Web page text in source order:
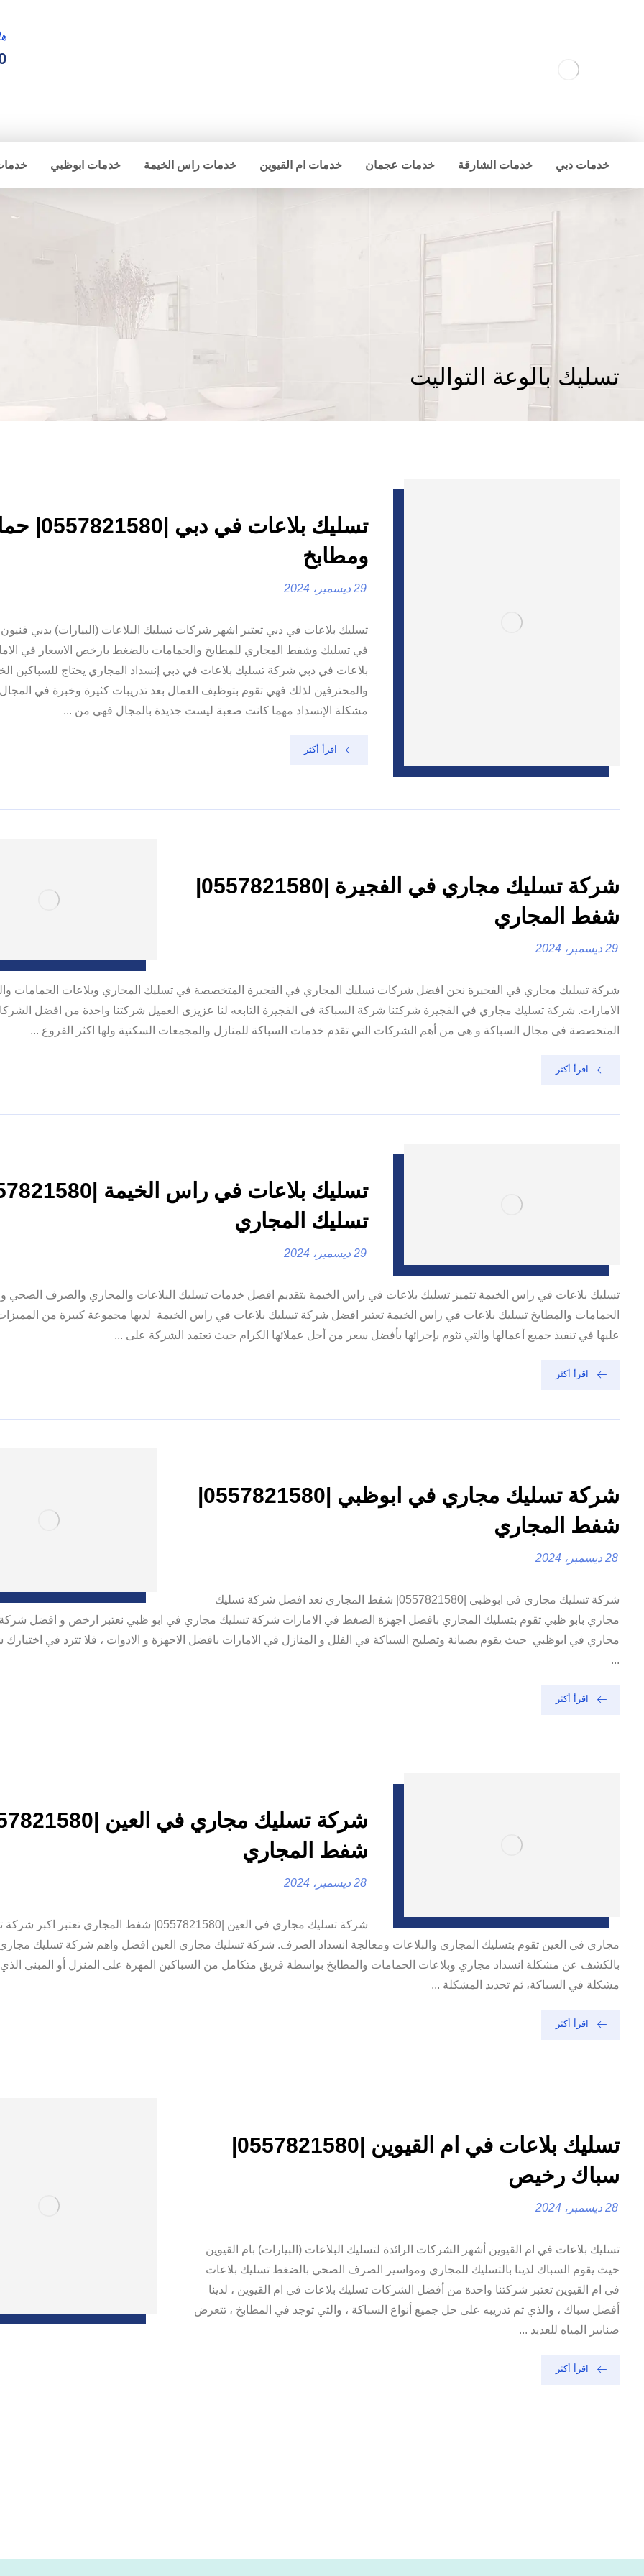
خدمات دبي خدمات الشارقة خدمات عجمان خدمات ام القيوين خدمات راس الخيمة خدمات ابوظبي
تسليك بالوعة التواليت
تسليك بلاعات في
ومطابخ
29 ديسمبر، 2024
تسليك بلاعات في دبي تعتبر اشهر شركات تسليك البلاعات (البيارات) بدبي
في تسليك وشفط المجاري للمطابخ والحمامات بالضغط بارخص الاسعار في
بلاعات في دبي شركة تسليك بلاعات في دبي إنسداد المجاري يحتاج للسباكين
والمحترفين لذلك فهي تقوم بتوظيف العمال بعد تدريبات كثيرة وخبرة في
مشكلة الإنسداد مهما كانت صعبة ليست جديدة بالمجال فهي من ...
اقرأ أكثر
شركة تسليك مجاري في الفجيرة |0557821580|
شفط المجاري
29 ديسمبر، 2024
شركة تسليك مجاري في الفجيرة نحن افضل شركات تسليك المجاري في الفجيرة المتخصصة في تسليك المجاري وبلاعات الحمامات
الامارات. شركة تسليك مجاري في الفجيرة شركتنا شركة السباكة فى الفجيرة التابعه لنا عزيزى العميل شركتنا واحدة من افضل
المتخصصة فى مجال السباكة و هى من أهم الشركات التي تقدم خدمات السباكة للمنازل والمجمعات السكنية ولها اكثر الفروع ...
اقرأ أكثر
تسليك المجاري
29 ديسمبر، 2024
تسليك بلاعات في راس الخيمة تتميز تسليك بلاعات في راس الخيمة بتقديم افضل خدمات تسليك البلاعات والمجاري والصرف الصحي
الحمامات والمطابخ تسليك بلاعات في راس الخيمة تعتبر افضل شركة تسليك بلاعات في راس الخيمة لديها مجموعة كبيرة من المميزات
عليها في تنفيذ جميع أعمالها والتي تثوم بإجرائها بأفضل سعر من أجل عملائها الكرام حيث تعتمد الشركة على ...
اقرأ أكثر
شركة تسليك مجاري في ابوظبي |0557821580|
شفط المجاري
28 ديسمبر، 2024
شركة تسليك مجاري في ابوظبي |0557821580| شفط المجاري نعد افضل شركة تسليك
مجاري بابو ظبي تقوم بتسليك المجاري بافضل اجهزة الضغط في الامارات شركة تسليك مجاري في ابو ظبي نعتبر ارخص و افضل
مجاري في ابوظبي حيث يقوم بصيانة وتصليح السباكة في الفلل و المنازل في الامارات بافضل الاجهزة و الادوات ، فلا تترد في اختيارك
...
اقرأ أكثر
شفط المجاري
28 ديسمبر، 2024
شركة تسليك مجاري في العين |0557821580| شفط المجاري تعتبر
مجاري في العين تقوم بتسليك المجاري والبلاعات ومعالجة انسداد الصرف. شركة تسليك مجاري العين افضل واهم شركة تسليك مجاري
بالكشف عن مشكلة انسداد مجاري وبلاعات الحمامات والمطابخ بواسطة فريق متكامل من السباكين المهرة على المنزل أو المبنى الذي
مشكلة في السباكة، ثم تحديد المشكلة ...
اقرأ أكثر
تسليك بلاعات في ام القيوين |0557821580|
سباك رخيص
28 ديسمبر، 2024
تسليك بلاعات في ام القيوين أشهر الشركات الرائدة لتسليك البلاعات (البيارات) بام القيوين
حيث يقوم السباك لدينا بالتسليك للمجاري ومواسير الصرف الصحي بالضغط تسليك بلاعات
في ام القيوين تعتبر شركتنا واحدة من أفضل الشركات تسليك بلاعات في ام القيوين ، لدينا
أفضل سباك ، والذي تم تدريبه على حل جميع أنواع السباكة ، والتي توجد في المطابخ ، تتعرض
صنابير المياه للعديد ...
اقرأ أكثر